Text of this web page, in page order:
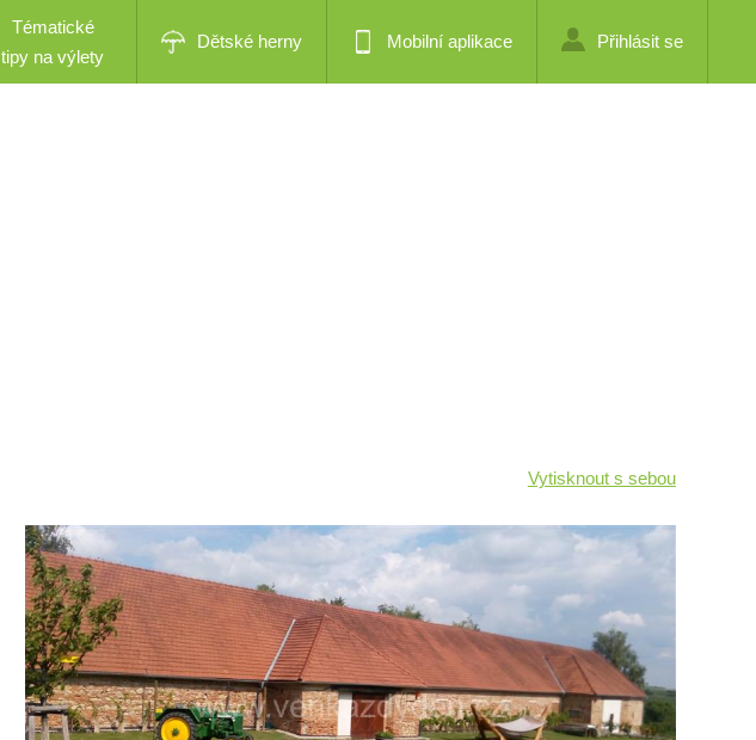
Tématické
tipy na výlety
Dětské herny Mobilní aplikace Přihlásit se
Vytisknout s sebou